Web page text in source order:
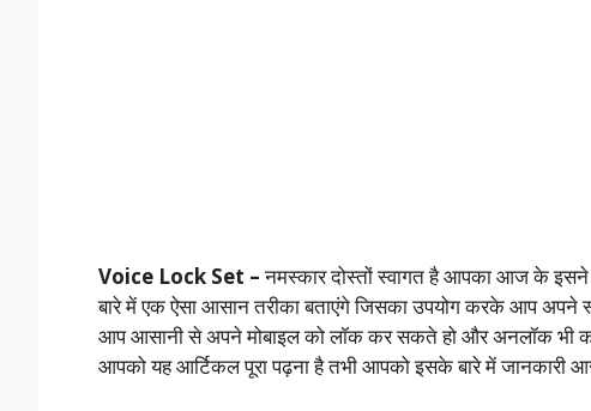
Voice Lock Set –नमस्कार दोस्तों स्वागत है आपका आज के
बारे में एक ऐसा आसान तरीका बताएंगे जिसका उपयोग करके आप
आप आसानी से अपने मोबाइल को लॉक कर सकते हो और अनलॉक भी
आपको यह आर्टिकल पूरा पढ़ना है तभी आपको इसके बारे में जानकारी